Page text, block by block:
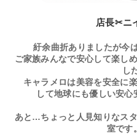
店長✂ニ
紆余曲折ありましたが今
ご家族みんなで安心して楽し
し
キャラメロは美容を安全に
して地球にも優しい安心
あと…ちょっと人見知りなス
室です